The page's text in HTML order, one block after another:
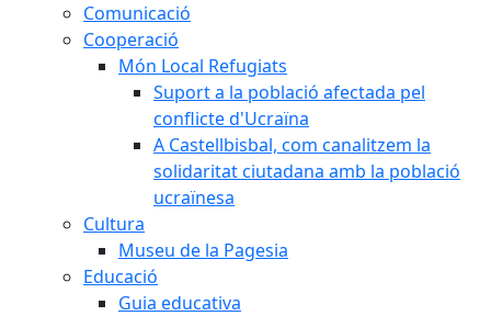
Comunicació
Cooperació
Món Local Refugiats
Suport a la població afectada pel
conflicte d'Ucraïna
A Castellbisbal, com canalitzem la
solidaritat ciutadana amb la població
ucraïnesa
Cultura
Museu de la Pagesia
Educació
Guia educativa